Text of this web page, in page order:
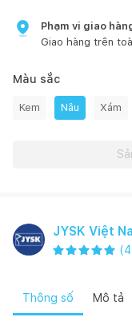
Phạm vi giao
Giao hàng trên
Màu sắc
Kem Nâu Xám
JYSK Việt
(4
Thông số Mô tả